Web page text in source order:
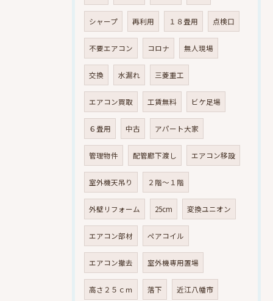
シャープ 再利用 １８畳用 点検口
不要エアコン コロナ 無人現場
交換 水漏れ 三菱重工
エアコン買取 工賃無料 ビケ足場
６畳用 中古 アパート大家
管理物件 配管廊下渡し エアコン移設
室外機天吊り ２階～１階
外壁リフォーム 25cm 変換ユニオン
エアコン部材 ペアコイル
エアコン撤去 室外機専用置場
高さ２５ｃｍ 落下 近江八幡市